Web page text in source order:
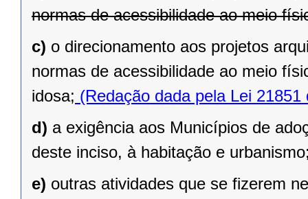
normas de acessibilidade ao meio
c) o direcionamento aos projetos
normas de acessibilidade ao meio
idosa; (Redação dada pela Lei 21851
d) a exigência aos Municípios de
deste inciso, à habitação e
e) outras atividades que se fizerem